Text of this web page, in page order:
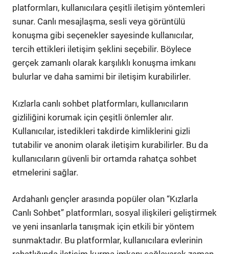
platformları, kullanıcılara çeşitli iletişim yöntemleri
sunar. Canlı mesajlaşma, sesli veya görüntülü
konuşma gibi seçenekler sayesinde kullanıcılar,
tercih ettikleri iletişim şeklini seçebilir. Böylece
gerçek zamanlı olarak karşılıklı konuşma imkanı
bulurlar ve daha samimi bir iletişim kurabilirler.
Kızlarla canlı sohbet platformları, kullanıcıların
gizliliğini korumak için çeşitli önlemler alır.
Kullanıcılar, istedikleri takdirde kimliklerini gizli
tutabilir ve anonim olarak iletişim kurabilirler. Bu da
kullanıcıların güvenli bir ortamda rahatça sohbet
etmelerini sağlar.
Ardahanlı gençler arasında popüler olan “Kızlarla
Canlı Sohbet” platformları, sosyal ilişkileri geliştirmek
ve yeni insanlarla tanışmak için etkili bir yöntem
sunmaktadır. Bu platformlar, kullanıcılara evlerinin